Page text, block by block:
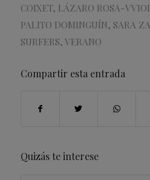
COIXET, LÁZARO ROSA-
PALITO DOMINGUÍN, SARA
SURFERS, VERANO
Compartir esta entrada
Quizás te interese